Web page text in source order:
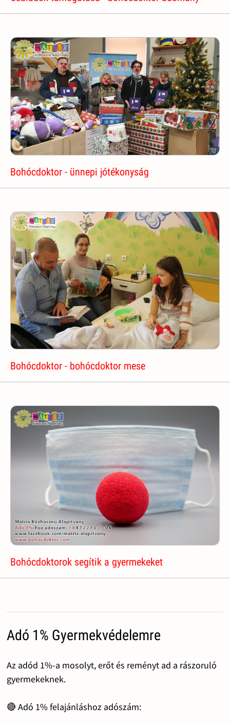
Bohócdoktor - ünnepi jótékonyság
Bohócdoktor - bohócdoktor mese
Bohócdoktorok segítik a gyermekeket
Adó 1% Gyermekvédelemre
Az adód 1%-a mosolyt, erőt és reményt ad a rászoruló
gyermekeknek.
🔴 Adó 1% felajánláshoz adószám: